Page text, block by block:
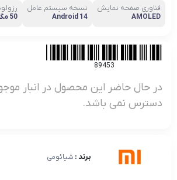
فناوری صفحه‌ نمایش
AMOLED
نسخه سیستم عامل
Android 14
50 مگاپیکسل
89453
در حال حاضر این محصول در انبار
دسترس نمی باشد.
برند : شیائومی